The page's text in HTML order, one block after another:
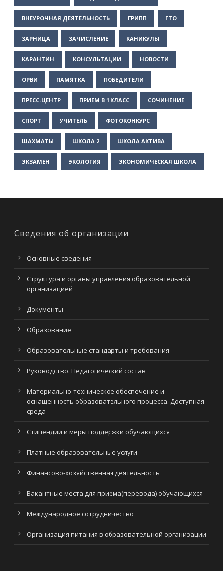
ВНЕУРОЧНАЯ ДЕЯТЕЛЬНОСТЬ ГРИПП ГТО
ЗАРНИЦА ЗАЧИСЛЕНИЕ КАНИКУЛЫ
КАРАНТИН КОНСУЛЬТАЦИИ НОВОСТИ
ОРВИ ПАМЯТКА ПОБЕДИТЕЛИ
ПРЕСС-ЦЕНТР ПРИЕМ В 1 КЛАСС СОЧИНЕНИЕ
СПОРТ УЧИТЕЛЬ ФОТОКОНКУРС
ШАХМАТЫ ШКОЛА 2 ШКОЛА АКТИВА
ЭКЗАМЕН ЭКОЛОГИЯ ЭКОНОМИЧЕСКАЯ ШКОЛА
Сведения об организации
Основные сведения
Структура и органы управления образовательной
организацией
Документы
Образование
Образовательные стандарты и требования
Руководство. Педагогический состав
Материально-техническое обеспечение и
оснащенность образовательного процесса. Доступная
среда
Стипендии и меры поддержки обучающихся
Платные образовательные услуги
Финансово-хозяйственная деятельность
Вакантные места для приема(перевода) обучающихся
Международное сотрудничество
Организация питания в образовательной организации